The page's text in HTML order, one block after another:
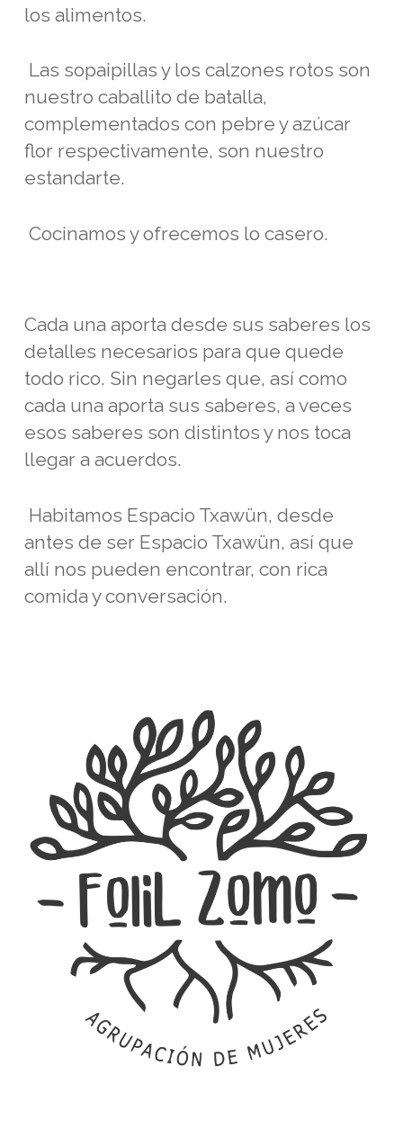
los alimentos.
Las sopaipillas y los calzones rotos son
nuestro caballito de batalla,
complementados con pebre y azúcar
flor respectivamente, son nuestro
estandarte.
Cocinamos y ofrecemos lo casero.
Cada una aporta desde sus saberes los
detalles necesarios para que quede
todo rico. Sin negarles que, así como
cada una aporta sus saberes, a veces
esos saberes son distintos y nos toca
llegar a acuerdos.
Habitamos Espacio Txawün, desde
antes de ser Espacio Txawün, así que
allí nos pueden encontrar, con rica
comida y conversación.